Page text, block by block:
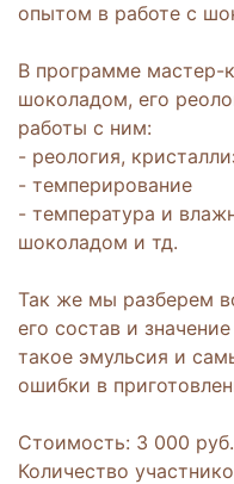
опытом в работе с
В программе мастер-
шоколадом, его
работы с ним:
- реология,
- темперирование
- температура и
шоколадом и тд.
Так же мы разберем
его состав и
такое эмульсия и
ошибки в
Стоимость: 3 000 руб.
Количество